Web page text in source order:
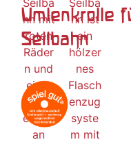
Umlenkrolle
Seilbahn